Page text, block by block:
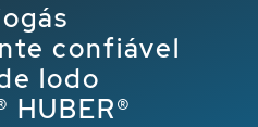
confiável
lodo
HUBER®